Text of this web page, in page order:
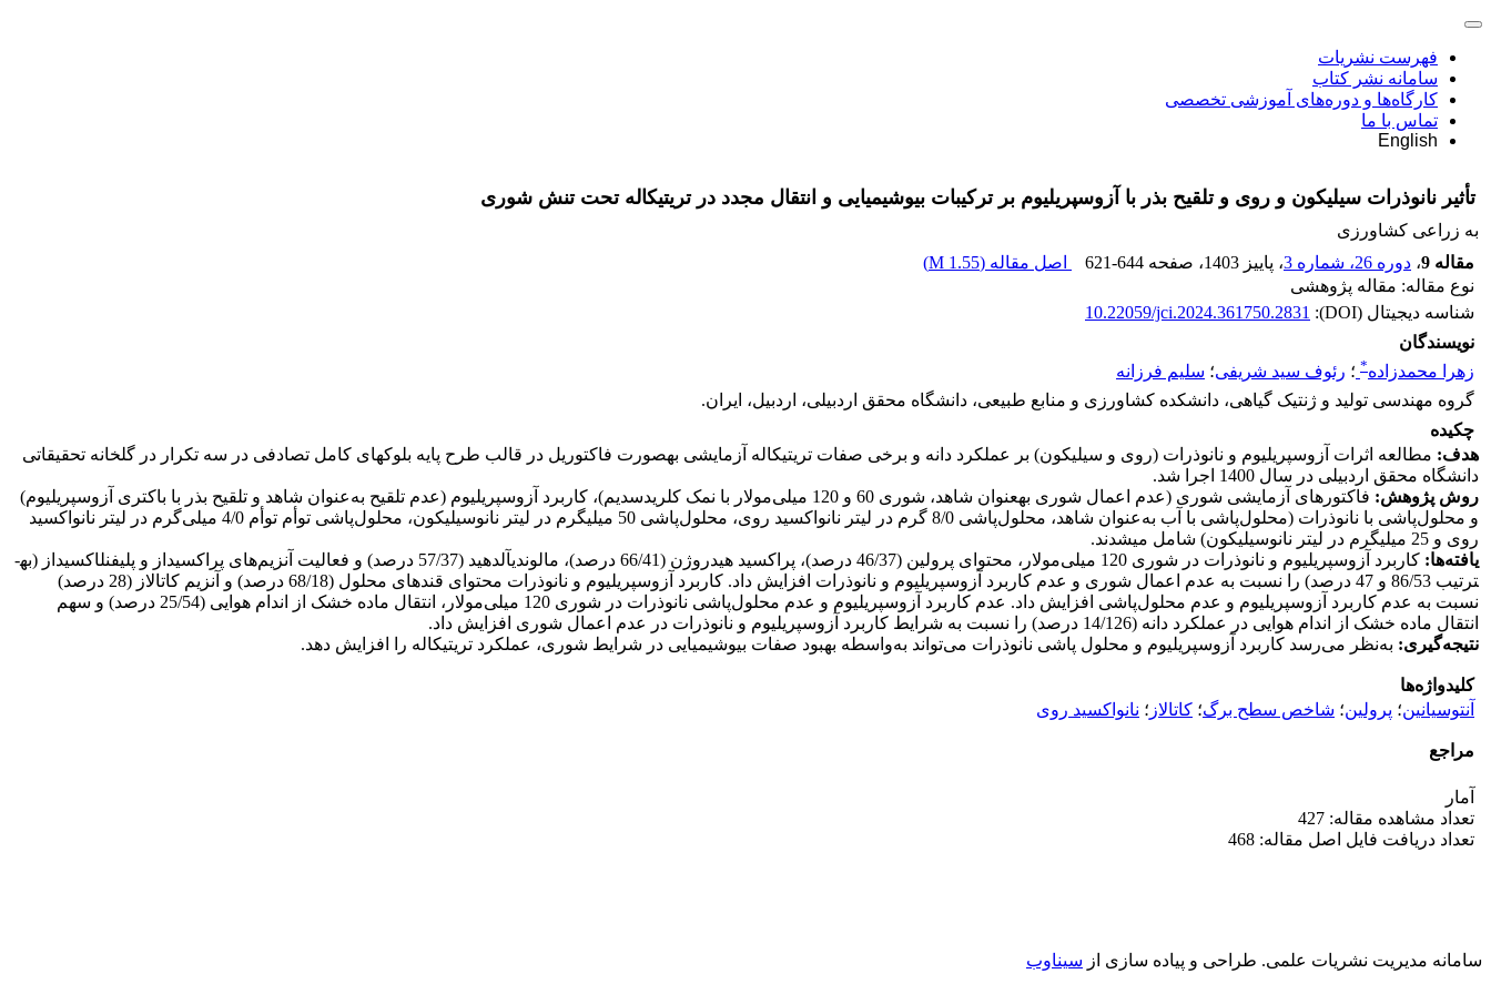
فهرست نشریات
سامانه نشر کتاب
کارگاه‌ها و دوره‌های آموزشی تخصصی
تماس با ما
English
تأثیر نانوذرات سیلیکون و روی و تلقیح بذر با آزوسپریلیوم بر ترکیبات بیوشیمیایی و انتقال مجدد در تریتیکاله تحت تنش شوری
به زراعی کشاورزی
مقاله 9
، دوره 26، شماره 3 ، پاییز 1403 ، صفحه 621-644 اصل مقاله (1.55 M
)
نوع مقاله: مقاله پژوهشی
شناسه دیجیتال (DOI):
10.22059/jci.2024.361750.2831
نویسندگان
زهرا محمدزاده* ؛ رئوف سید شریفی؛ سلیم فرزانه
گروه مهندسی تولید و ژنتیک گیاهی، دانشکده کشاورزی و منابع طبیعی، دانشگاه محقق اردبیلی، اردبیل، ایران.
چکیده
هدف: مطالعه اثرات آزوسپریلیوم و نانوذرات (روی و سیلیکون) بر عملکرد دانه و برخی صفات تریتیکاله آزمایشی به­صورت فاکتوریل در قالب طرح پایه بلوک­های کامل تصادفی در سه تکرار در گلخانه تحقیقاتی
دانشگاه محقق اردبیلی در سال 1400 اجرا شد.
روش پژوهش:
فاکتورهای آزمایشی شوری (عدم اعمال شوری به­عنوان شاهد، شوری 60 ‌و 120 میلی‌مولار با نمک کلریدسدیم)، کاربرد آزوسپریلیوم (عدم تلقیح به‌عنوان شاهد و تلقیح بذر با باکتری آزوسپریلیوم)
و محلول‌پاشی با نانوذرات (محلول‌پاشی با آب به‌عنوان شاهد، محلول‌پاشی 8/0 گرم در لیتر نانواکسید روی، محلول‌پاشی 50 میلی­گرم در لیتر نانوسیلیکون، محلول‌پاشی توأم توأم 4/0 میلی‌گرم در لیتر نانواکسید
روی و 25 میلی­گرم در لیتر نانوسیلیکون) شامل می­شدند.
یافته‌ها:
کاربرد آزوسپریلیوم و نانوذرات در شوری 120 میلی‌مولار، محتوای پرولین (46/37 درصد)، پراکسید هیدروژن (66/41 درصد)، مالون­دی­آلدهید (57/37 درصد) و فعالیت آنزیم‌های پراکسیداز و پلی­فنل­اکسیداز (به­
ترتیب 86/53 و 47 درصد) را نسبت به عدم اعمال شوری و عدم کاربرد آزوسپریلیوم و نانوذرات افزایش داد. کاربرد آزوسپریلیوم و نانوذرات محتوای قندهای محلول (68/18 درصد) و آنزیم کاتالاز (28 درصد)
نسبت به عدم کاربرد آزوسپریلیوم و عدم محلول‌پاشی افزایش ­داد. عدم کاربرد آزوسپریلیوم و عدم محلول‌پاشی نانوذرات در شوری 120 میلی‌مولار، انتقال ماده خشک از اندام هوایی (25/54 درصد) و سهم
انتقال ماده خشک از اندام هوایی در عملکرد دانه (14/126 درصد) را نسبت به شرایط کاربرد آزوسپریلیوم و نانوذرات در عدم اعمال شوری افزایش داد.
نتیجه‌گیری: به‌نظر می‌رسد کاربرد آزوسپریلیوم و محلول پاشی نانوذرات می‌تواند به‌واسطه بهبود صفات بیوشیمیایی در شرایط شوری، عملکرد تریتیکاله را افزایش دهد.
کلیدواژه‌ها
آنتوسیانین؛ پرولین؛ شاخص سطح برگ؛ کاتالاز ؛ نانواکسید روی
مراجع
آمار
تعداد مشاهده مقاله: 427
تعداد دریافت فایل اصل مقاله: 468
سامانه مدیریت نشریات علمی. طراحی و پیاده سازی از سیناوب